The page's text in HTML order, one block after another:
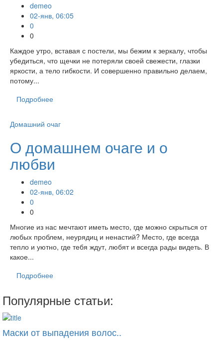
demeo
02-янв, 06:05
0
0
Каждое утро, вставая с постели, мы бежим к зеркалу, чтобы
убедиться, что щечки не потеряли своей свежести, глазки
яркости, а тело гибкости. И совершенно правильно делаем,
потому...
Подробнее
Домашний очаг
О домашнем очаге и о
любви
demeo
02-янв, 06:02
0
0
Многие из нас мечтают иметь место, где можно скрыться от
любых проблем, неурядиц и ненастий? Место, где всегда
тепло и уютно, где тебя ждут, любят и всегда рады видеть. В
какое...
Подробнее
Популярные статьи:
Маски от выпадения волос..